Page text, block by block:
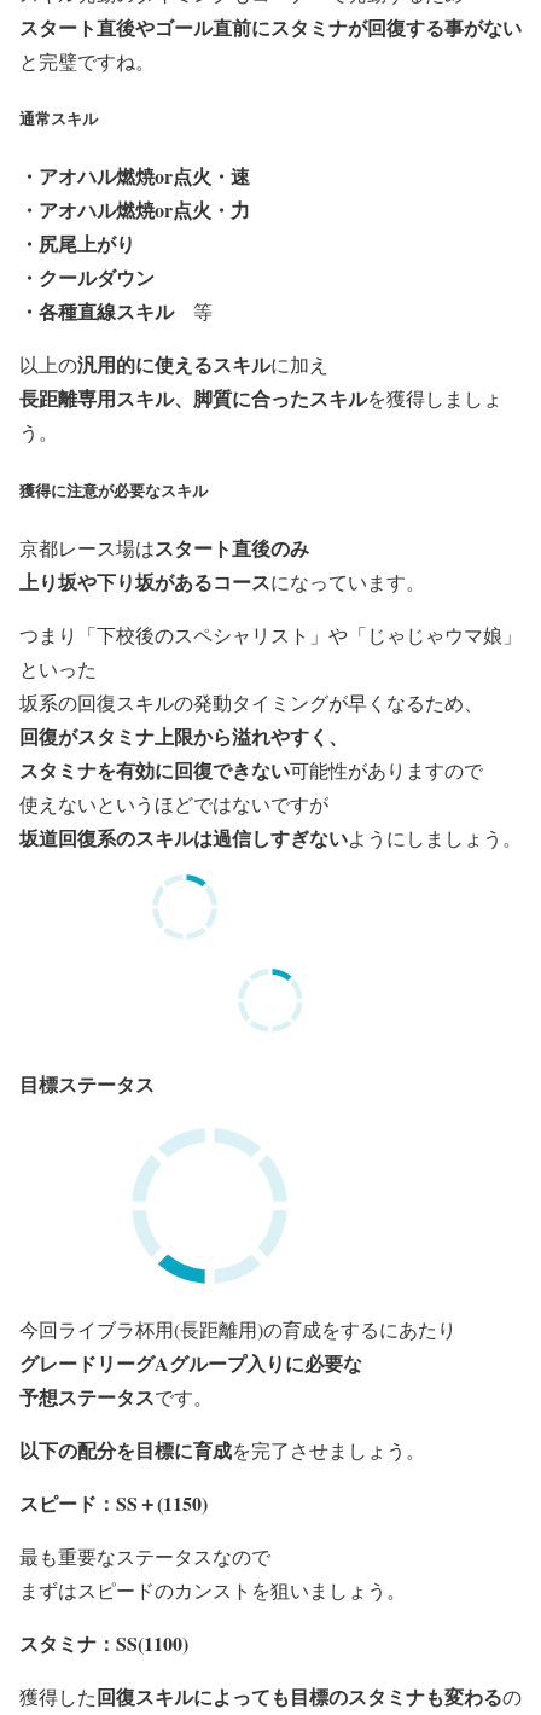
スタート直後やゴール直前にスタミナが回復する事がない
と完璧ですね。
通常スキル
・アオハル燃焼or点火・速
・アオハル燃焼or点火・力
・尻尾上がり
・クールダウン
・各種直線スキル等
以上の汎用的に使えるスキルに加え
長距離専用スキル、脚質に合ったスキルを獲得しましょ
う。
獲得に注意が必要なスキル
京都レース場はスタート直後のみ
上り坂や下り坂があるコースになっています。
つまり「下校後のスペシャリスト」や「じゃじゃウマ娘」
といった
坂系の回復スキルの発動タイミングが早くなるため、
回復がスタミナ上限から溢れやすく、
スタミナを有効に回復できない可能性がありますので
使えないというほどではないですが
坂道回復系のスキルは過信しすぎないようにしましょう。
目標ステータス
今回ライブラ杯用(長距離用)の育成をするにあたり
グレードリーグAグループ入りに必要な
予想ステータスです。
以下の配分を目標に育成を完了させましょう。
スピード：SS＋(1150)
最も重要なステータスなので
まずはスピードのカンストを狙いましょう。
スタミナ：SS(1100)
獲得した回復スキルによっても目標のスタミナも変わるの